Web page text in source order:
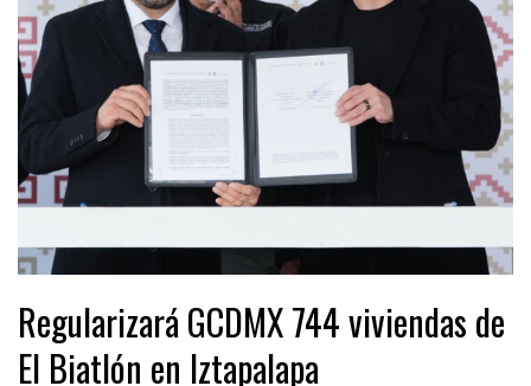
Regularizará GCDMX 744 viviendas de
El Biatlón en Iztapalapa